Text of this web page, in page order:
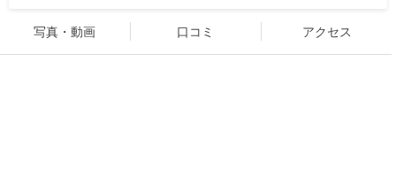
写真・動画 口コミ アクセス